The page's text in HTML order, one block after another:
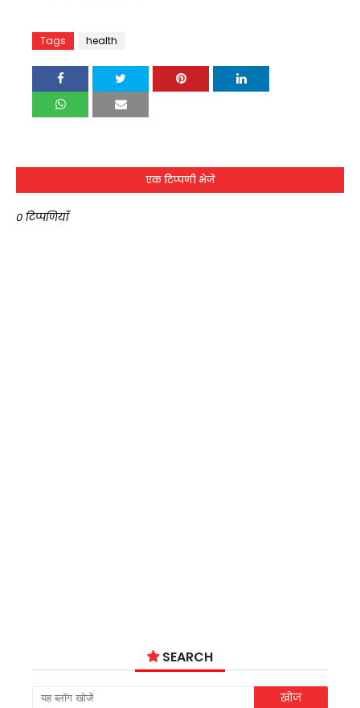
Tags health
एक टिप्पणी भेजें
0 टिप्पणियाँ
SEARCH